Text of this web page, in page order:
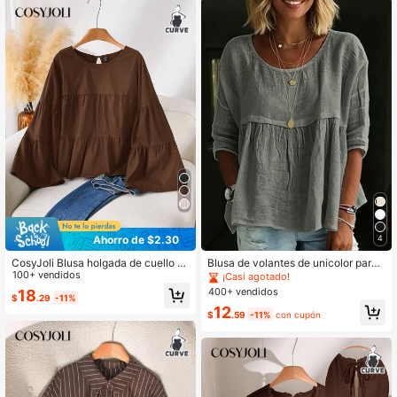
Ahorro de $2.30
CosyJoli Blusa holgada de cuello d
e muñeca, corte evasé en A, de tall
a grande, para primavera
100+ vendidos
$18.29 -11%
4
Blusa de volantes de unicolor para
mujer de talla grande, camisa blanc
a para uso diario
¡Casi agotado!
400+ vendidos
$12.59 -11% con cupón